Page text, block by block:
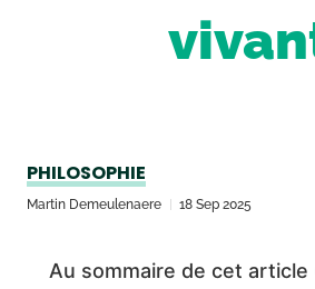
PHILOSOPHIE
Martin Demeulenaere 18 Sep 2025
Au sommaire de cet article